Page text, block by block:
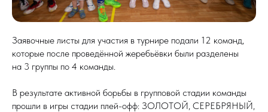
Заявочные листы для участия в турнире подали 12 команд,
которые после проведённой жеребьёвки были разделены
на 3 группы по 4 команды.
В результате активной борьбы в групповой стадии команды
прошли в игры стадии плей-офф: ЗОЛОТОЙ, СЕРЕБРЯНЫЙ,